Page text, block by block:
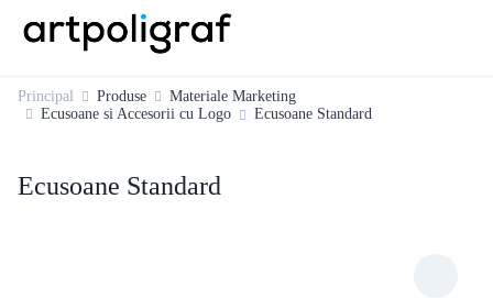
Principal Produse
Materiale Marketing
Ecusoane si Accesorii cu Logo
Ecusoane Standard
Ecusoane Standard